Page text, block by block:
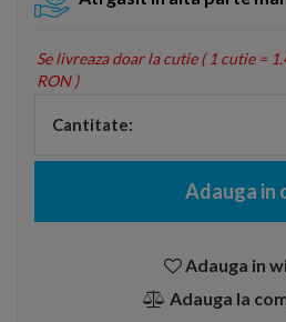
Se livreaza doar la cutie (1 cutie =
RON )
Cantitate:
Adauga in
Adauga in
Adauga la